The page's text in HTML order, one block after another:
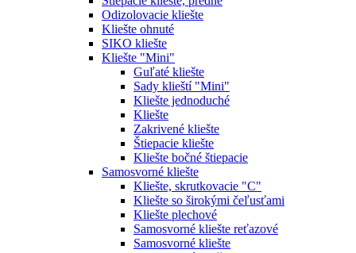
Odizolovacie kliešte
Kliešte ohnuté
SIKO kliešte
Kliešte "Mini"
Guľaté kliešte
Sady klieští "Mini"
Kliešte jednoduché
Kliešte
Zakrivené kliešte
Štiepacie kliešte
Kliešte bočné štiepacie
Samosvorné kliešte
Kliešte, skrutkovacie "C"
Kliešte so širokými čeľusťami
Kliešte plechové
Samosvorné kliešte reťazové
Samosvorné kliešte